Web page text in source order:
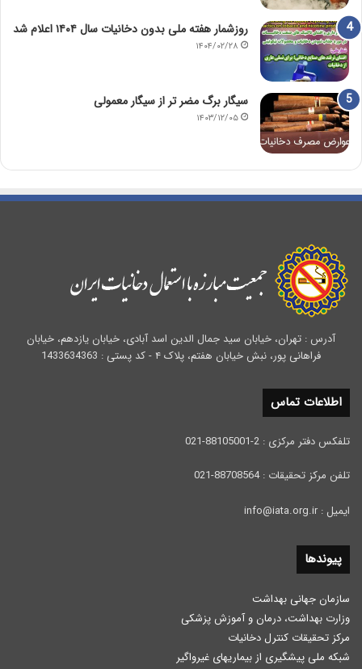
روزشمار هفته ملی بدون دخانیات سال ۱۴۰۴ اعلام شد
۱۴۰۴/۰۲/۲۸
سیگار برگ مضر تر از سیگار معمولی
۱۴۰۳/۱۲/۰۵
آدرس : تهران، خیابان سید جمال الدین اسد آبادی، خیابان یازدهم، خیابان
فراهانی پور، نبش خیابان هفتم، پلاک ۴ - کد پستی : 1433634363
اطلاعات تماس
تلفکس دفتر مرکزی : 2-88105001-021
تلفن مرکز تحقیقات : 88708564-021
ایمیل : info@iata.org.ir
پیوندها
سازمان جهانی بهداشت
وزارت بهداشت، درمان و آموزش پزشكی
مرکز تحقیقات کنترل دخانیات
شبکه ملی پیشگیری از بیماریهای غیرواگیر